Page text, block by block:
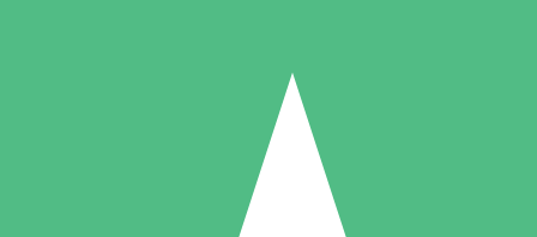
Packs de Crédits Individuels
à l'utilisation avec des crédits de téléchargement. Sans engagement
5 Téléchargements